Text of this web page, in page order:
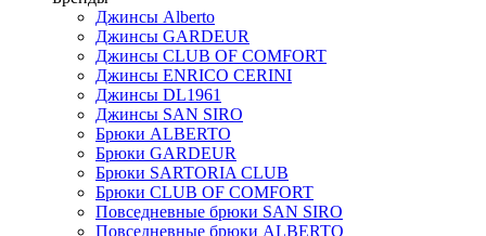
Джинсы Alberto
Джинсы GARDEUR
Джинсы CLUB OF COMFORT
Джинсы ENRICO CERINI
Джинсы DL1961
Джинсы SAN SIRO
Брюки ALBERTO
Брюки GARDEUR
Брюки SARTORIA CLUB
Брюки CLUB OF COMFORT
Повседневные брюки SAN SIRO
Повседневные брюки ALBERTO